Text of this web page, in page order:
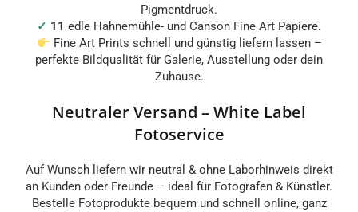
Pigmentdruck.
✓ 11 edle Hahnemühle- und Canson Fine Art Papiere.
Fine Art Prints schnell und günstig liefern lassen –
perfekte Bildqualität für Galerie, Ausstellung oder dein
Zuhause.
Neutraler Versand – White Label
Fotoservice
Auf Wunsch liefern wir neutral & ohne Laborhinweis direkt
an Kunden oder Freunde – ideal für Fotografen & Künstler.
Bestelle Fotoprodukte bequem und schnell online, ganz